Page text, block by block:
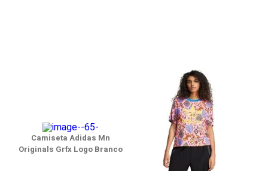
Camiseta Adidas Mn
Originals Grfx Logo Branco